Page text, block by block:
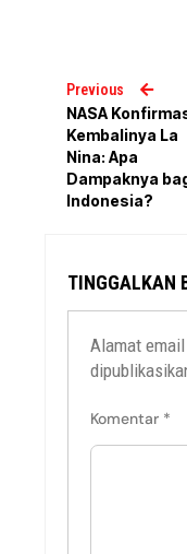
Previous
NASA
Kembalinya La
Nina: Apa
Dampaknya
Indonesia?
TINGGALKAN
Alamat
Komentar *